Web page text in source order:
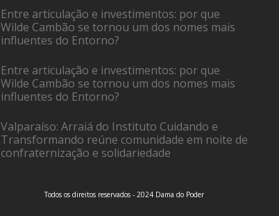
Entre articulação e investimentos: por que
Wilde Cambão se tornou um dos nomes mais
influentes do Entorno?
Entre articulação e investimentos: por que
Wilde Cambão se tornou um dos nomes mais
influentes do Entorno?
Valparaíso: Arraiá do Instituto Cuidando e
Transformando reúne comunidade em noite de
confraternização e solidariedade
Todos os direitos reservados - 2024 Dama do Poder